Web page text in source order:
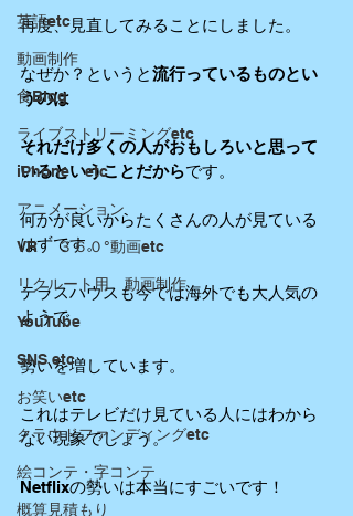
英語etc
動画制作
食Blog
ライブストリーミングetc
iPhone etc
アニメーション
VR ３６０°動画etc
リクルート用 動画制作
YouTube
SNS etc
お笑いetc
クラウドファンディングetc
絵コンテ・字コンテ
概算見積もり
再度、見直してみることにしました。
なぜか？というと流行っているものとい
うのは
それだけ多くの人がおもしろいと思って
いるということだからです。
何かが良いからたくさんの人が見ている
はずです。
テラスハウスも今では海外でも大人気の
ようで
勢いを増しています。
これはテレビだけ見ている人にはわから
ない現象でしょう。
Netflixの勢いは本当にすごいです！